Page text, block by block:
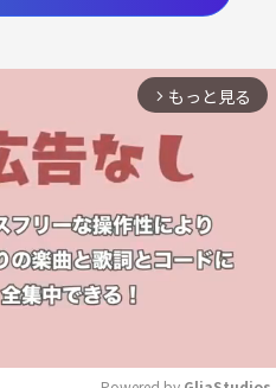
arrow_forward_ios もっと見る